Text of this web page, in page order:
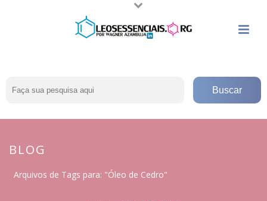
BLOG
Arquivos de Tags para: "Óleo de Cedro"